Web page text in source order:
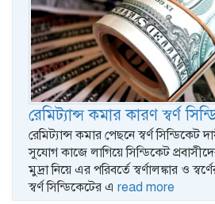
রেমিট্যান্স কমার কারণ স্বর্ণ
রেমিট্যান্স কমার পেছনে স্বর্ণ সিন্ডিকেট
সুযোগ কাজে লাগিয়ে সিন্ডিকেট
মুদ্রা নিয়ে এর পরিবর্তে স্বর্ণালঙ্কার ও
স্বর্ণ সিন্ডিকেটের এ read more